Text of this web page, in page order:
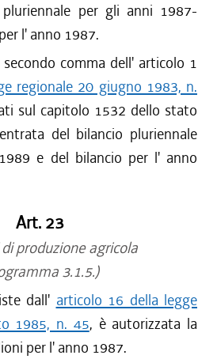
per gli anni 1987-
l' anno 1987.
comma dell' articolo 1
regionale 20 giugno 1983, n.
sul capitolo 1532 dello stato
del bilancio pluriennale
e del bilancio per l' anno
Art. 23
produzione agricola
3.1.5.)
dall' articolo 16 della legge
1985, n. 45, è autorizzata la
per l' anno 1987.